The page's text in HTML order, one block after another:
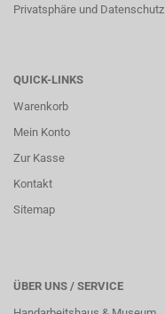
Privatsphäre und Datenschutz
QUICK-LINKS
Warenkorb
Mein Konto
Zur Kasse
Kontakt
Sitemap
ÜBER UNS / SERVICE